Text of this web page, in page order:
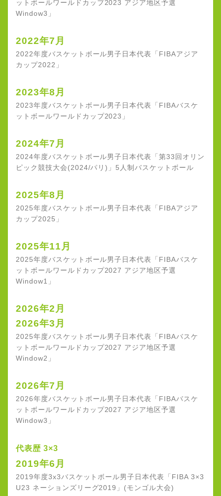
ットボールワールドカップ2023 アジア地区予選
Window3」
2022年7月
2022年度バスケットボール男子日本代表「FIBAアジア
カップ2022」
2023年8月
2023年度バスケットボール男子日本代表「FIBAバスケ
ットボールワールドカップ2023」
2024年7月
2024年度バスケットボール男子日本代表「第33回オリン
ピック競技大会(2024/パリ)」5人制バスケットボール
2025年8月
2025年度バスケットボール男子日本代表「FIBAアジア
カップ2025」
2025年11月
2025年度バスケットボール男子日本代表「FIBAバスケ
ットボールワールドカップ2027 アジア地区予選
Window1」
2026年2月
2026年3月
2025年度バスケットボール男子日本代表「FIBAバスケ
ットボールワールドカップ2027 アジア地区予選
Window2」
2026年7月
2026年度バスケットボール男子日本代表「FIBAバスケ
ットボールワールドカップ2027 アジア地区予選
Window3」
代表歴 3×3
2019年6月
2019年度3x3バスケットボール男子日本代表「FIBA 3×3
U23 ネーションズリーグ2019」(モンゴル大会)